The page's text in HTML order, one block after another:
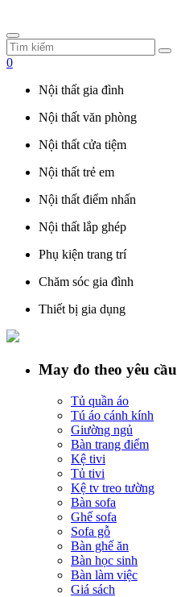
0
Nội thất gia đình
Nội thất văn phòng
Nội thất cửa tiệm
Nội thất trẻ em
Nội thất điểm nhấn
Nội thất lắp ghép
Phụ kiện trang trí
Chăm sóc gia đình
Thiết bị gia dụng
May đo theo yêu cầu
Tủ quần áo
Tú áo cánh kính
Giường ngủ
Bàn trang điểm
Kệ tivi
Tủ tivi
Kệ tv treo tường
Bàn sofa
Ghế sofa
Sofa gỗ
Bàn ghế ăn
Bàn học sinh
Bàn làm việc
Giá sách